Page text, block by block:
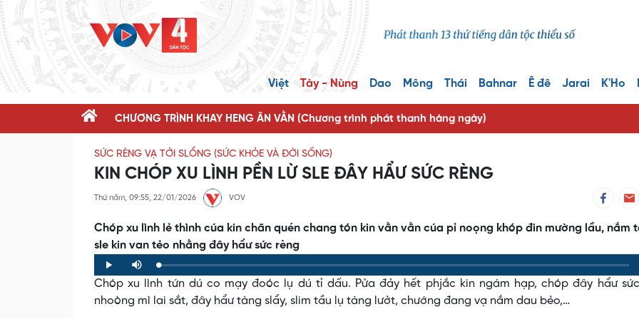
Việt Tày - Nùng Dao Mông Thái Bahnar Ê đê Jarai K'Ho
CHƯƠNG TRÌNH KHAY HENG ĂN VẰN (Chương trình phát thanh hàng ngày)
SỨC RÈNG VẠ TỞI SLỔNG (SỨC KHỎE VÀ ĐỜI SỐNG)
KIN CHÓP XU LÌNH PỀN LỪ SLE ĐÂY HẨƯ SỨC RÈNG
Thứ năm, 09:55, 22/01/2026 VOV
Chóp xu lình lẻ thình cúa kin chăn quén chang tón kin vằn vằn cúa pỉ noọng khóp đin mường lầu, nắm
sle kin van tẻo nhằng đây hẩư sức rèng
Play Mute Loaded:
0%
Progress:
0%
Chóp xu lình tứn dú co mạy đoóc lụ dú tỉ dấu. Pửa đảy hết phjắc kin ngám hạp, chóp đây hẩư
nhoòng mì lai sắt, đây hẩư tàng slẩy, slim tầu lụ tàng lưởt, chướng đang vạ nắm dau bẻo,…